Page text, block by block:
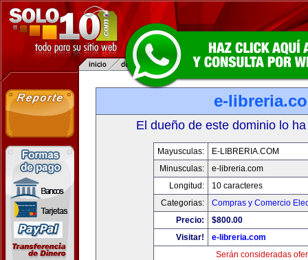
e-
El dueño de este dominio lo
Mayusculas:
E-LIBRERIA.COM
Minusculas:
e-libreria.com
Longitud:
10 caracteres
Categorias:
Compras y Comercio
Precio:
$800.00
Visitar!
e-libreria.com
Serán consideradas